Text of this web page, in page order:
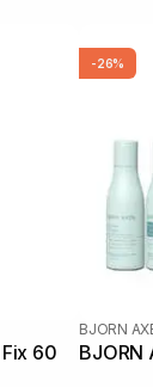
60
-26%
BJORN
BJORN